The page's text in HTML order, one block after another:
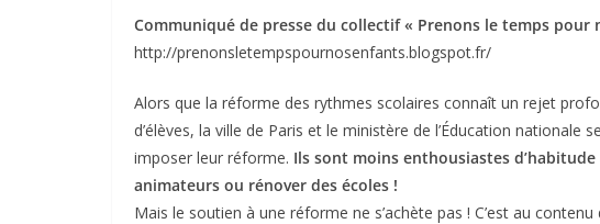
Communiqué de presse du collectif « Prenons le temps pour
http://prenonsletempspournosenfants.blogspot.fr/
Alors que la réforme des rythmes scolaires connaît un rejet
d’élèves, la ville de Paris et le ministère de l’Éducation
imposer leur réforme. Ils sont moins enthousiastes
animateurs ou rénover des écoles !
Mais le soutien à une réforme ne s’achète pas ! C’est au